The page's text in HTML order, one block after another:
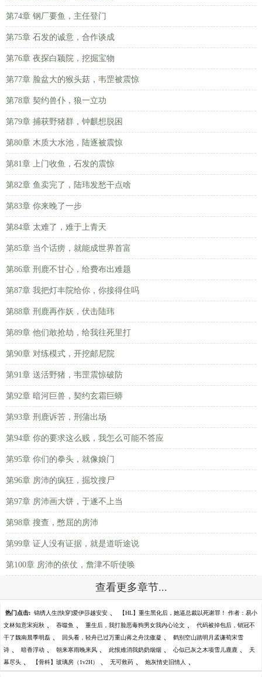
第74章 钢厂要鱼，主任登门
第75章 石发的诚意，合作谈成
第76章 夜探白颖院，挖掘宝物
第77章 脸盆大的猴头菇，韦罡被震惊
第78章 契约兽仆，狼一立功
第79章 捕获野猪群，钟麒想脱困
第80章 木质大水池，陆逐被震惊
第81章 上门收鱼，石发的震惊
第82章 鱼卖完了，陆玮发愁干点啥
第83章 你来晚了一步
第84章 太难了，难于上青天
第85章 当个话痨，就能成世界首富
第86章 刑鹿不甘心，给费布出难题
第87章 我把灯丰院给你，你接得住吗
第88章 刑鹿再作妖，伏击陆玮
第89章 他们敢抢劫，给我往死里打
第90章 对练模式，开挖邮尼院
第91章 送活野猪，韦罡震惊破防
第92章 暗河巨兽，契约玄霜巨蟒
第93章 刑鹿诉苦，刑蒲出场
第94章 你的要求这么贱，我怎么可能不答应
第95章 你们的拳头，就像娘门
第96章 房沛的疯狂，掘坟搜尸
第97章 房沛画大饼，于遂不上当
第98章 搜查，憋屈的房沛
第99章 证人没有证据，就是道听途说
第100章 房沛的依仗，詹津不听使唤
查看更多章节...
热门点击: 锦绣人生[快穿]爱伊莎越安安 、 【HL】重生黑化后，她逼总裁以死谢罪！ 作者：易小
文林知意宋宛秋 、 吞噬鱼 、 重生后，我打脸恶毒狗男女我内心论文 、 代码被掉包后，销冠不
干了魏南晨季明磊 、 回头看，轻舟已过万重山蒋之舟沈傲凝 、 鹤别空山踏明月孟谦荀宋雪
诗 、 暗香浮动 、 朝来寒雨晚来风 、 此恨难消我奶奶烟烟 、 心似已灰之木项雪儿鹿鹿 、 天
幕尽头 、 【骨科】玻璃房（1v2H） 、 无可救药 、 炮灰情史旧情人 、